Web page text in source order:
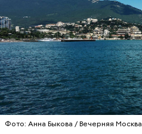
Фото: Анна Быкова / Вечерняя Москва
Синоптик отметил, что в
Ялте вода пока
тепла, в Туапсе — до 18
до 19 градусов.
ЧЕРНОЕ МОРЕ
ПОГОДА
КУПАЛЬНЫЙ СЕЗОН